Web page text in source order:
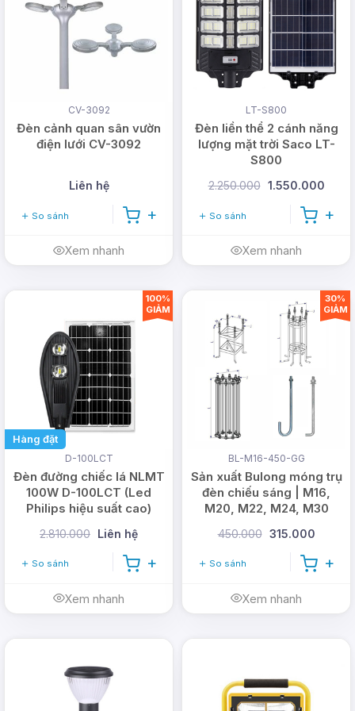
DMT Solar.
Sản phẩm cung cấp luôn đúng thông số, đúng
chất lượng và đúng giá.
Giảm ngay
khi mua hàng trực tiếp tại
DMT solar.
CV-3092
Đèn cảnh quan sân vườn
điện lưới CV-3092
Liên hệ
So sánh
Xem nhanh
LT-S800
Đèn liền thể 2 cánh năng
lượng mặt trời Saco LT-
S800
2.250.000 1.550.000
So sánh
Xem nhanh
Hàng đặt
D-100LCT
Đèn đường chiếc lá NLMT
100W D-100LCT (Led
Philips hiệu suất cao)
2.810.000 Liên hệ
So sánh
Xem nhanh
100%
GIẢM
BL-M16-450-GG
Sản xuất Bulong móng trụ
đèn chiếu sáng | M16,
M20, M22, M24, M30
450.000 315.000
So sánh
Xem nhanh
30%
GIẢM